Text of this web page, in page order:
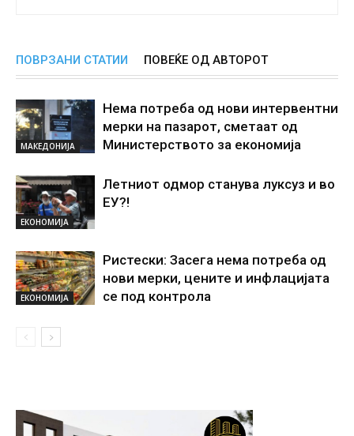
ПОВРЗАНИ СТАТИИ ПОВЕЌЕ ОД АВТОРОТ
МАКЕДОНИЈА
Нема потреба од нови интервентни
мерки на пазарот, сметаат од
Министерството за економија
ЕКОНОМИЈА
Летниот одмор станува луксуз и во
ЕУ?!
ЕКОНОМИЈА
Ристески: Засега нема потреба од
нови мерки, цените и инфлацијата
се под контрола